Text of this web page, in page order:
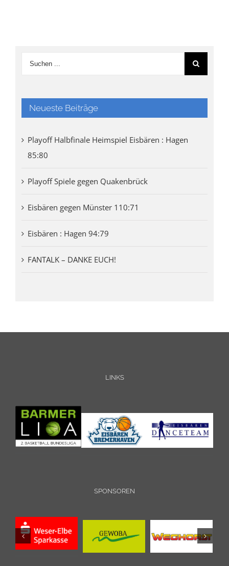
Neueste Beiträge
Playoff Halbfinale Heimspiel Eisbären : Hagen
85:80
Playoff Spiele gegen Quakenbrück
Eisbären gegen Münster 110:71
Eisbären : Hagen 94:79
FANTALK – DANKE EUCH!
LINKS
SPONSOREN